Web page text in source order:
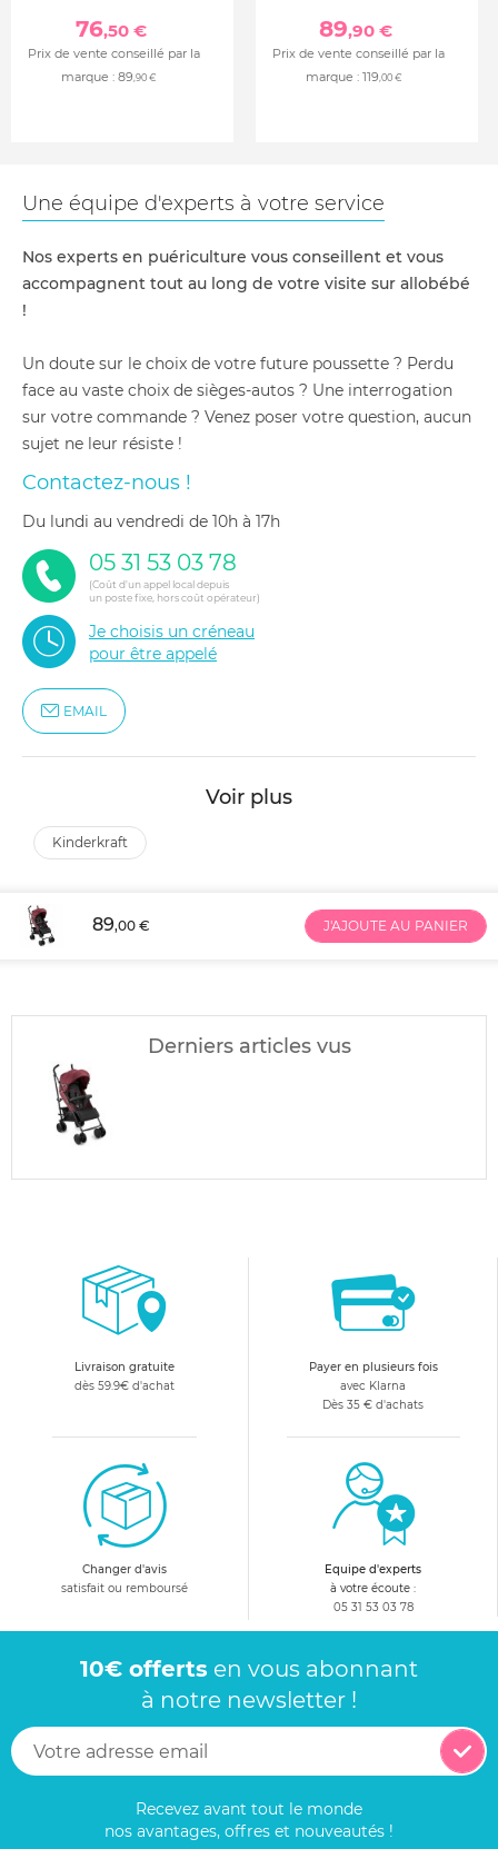
76,50 €
Prix de vente conseillé par la
marque : 89,90 €
89,90 €
Prix de vente conseillé par la
marque : 119,00 €
Une équipe d'experts à votre service
Nos experts en puériculture vous conseillent et vous
accompagnent tout au long de votre visite sur allobébé
!
Un doute sur le choix de votre future poussette ? Perdu
face au vaste choix de sièges-autos ? Une interrogation
sur votre commande ? Venez poser votre question, aucun
sujet ne leur résiste !
Contactez-nous !
du lundi au vendredi de 10h à 17h
05 31 53 03 78
(Coût d'un appel local depuis
un poste fixe, hors coût opérateur)
Je choisis un créneau
pour être appelé
EMAIL
Voir plus
kinderkraft
89,00 € J'AJOUTE AU PANIER
Derniers articles vus
Livraison gratuite
dès 59.9€ d'achat
Payer en plusieurs fois
avec Klarna
Dès 35 € d'achats
Changer d'avis
satisfait ou remboursé
Equipe d'experts
à votre écoute :
05 31 53 03 78
10€ offerts en vous abonnant
à notre newsletter !
Recevez avant tout le monde
nos avantages, offres et nouveautés !